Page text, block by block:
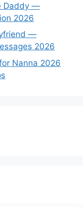
Daddy —
2026
—
2026
Nanna 2026